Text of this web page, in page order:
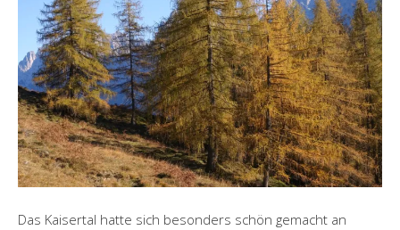
Das Kaisertal hatte sich besonders schön gemacht an